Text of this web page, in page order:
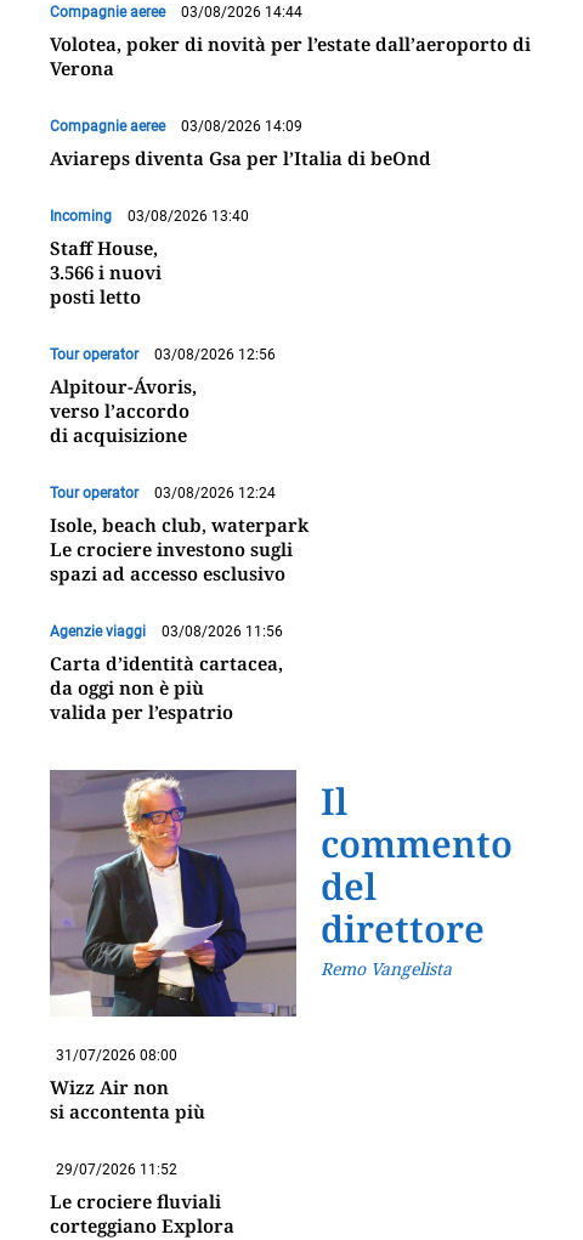
Compagnie aeree 03/08/2026 14:44
Volotea, poker di novità per l’estate dall’aeroporto di
Verona
Compagnie aeree 03/08/2026 14:09
Aviareps diventa Gsa per l’Italia di beOnd
Incoming 03/08/2026 13:40
Staff House,
3.566 i nuovi
posti letto
Tour operator 03/08/2026 12:56
Alpitour-Ávoris,
verso l’accordo
di acquisizione
Tour operator 03/08/2026 12:24
Isole, beach club, waterpark
Le crociere investono sugli
spazi ad accesso esclusivo
Agenzie viaggi 03/08/2026 11:56
Carta d’identità cartacea,
da oggi non è più
valida per l’espatrio
Il
commento
del
direttore
Remo Vangelista
31/07/2026 08:00
Wizz Air non
si accontenta più
29/07/2026 11:52
Le crociere fluviali
corteggiano Explora